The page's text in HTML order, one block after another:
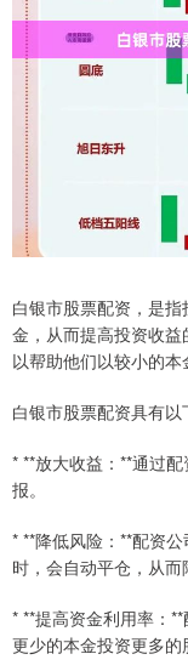
白银市股票配资，是
金，从而提高投资收
以帮助他们以较小的本
白银市股票配资具有以
* **放大收益：**通过
报。
* **降低风险：**配资
时，会自动平仓，从而
* **提高资金利用率：
更少的本金投资更多的